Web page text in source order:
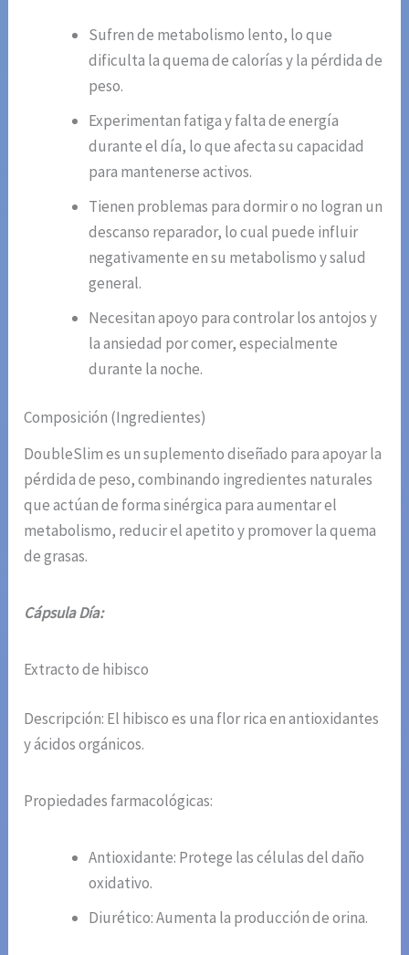
Sufren de metabolismo lento, lo que
dificulta la quema de calorías y la pérdida de
peso.
Experimentan fatiga y falta de energía
durante el día, lo que afecta su capacidad
para mantenerse activos.
Tienen problemas para dormir o no logran un
descanso reparador, lo cual puede influir
negativamente en su metabolismo y salud
general.
Necesitan apoyo para controlar los antojos y
la ansiedad por comer, especialmente
durante la noche.
Composición (Ingredientes)
DoubleSlim es un suplemento diseñado para apoyar la
pérdida de peso, combinando ingredientes naturales
que actúan de forma sinérgica para aumentar el
metabolismo, reducir el apetito y promover la quema
de grasas.
Cápsula Día:
Extracto de hibisco
Descripción: El hibisco es una flor rica en antioxidantes
y ácidos orgánicos.
Propiedades farmacológicas:
Antioxidante: Protege las células del daño
oxidativo.
Diurético: Aumenta la producción de orina.